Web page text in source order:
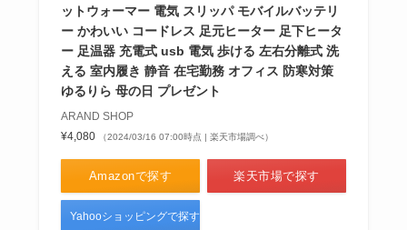
ットウォーマー 電気 スリッパ モバイルバッテリ
ー かわいい コードレス 足元ヒーター 足下ヒータ
ー 足温器 充電式 usb 電気 歩ける 左右分離式 洗
える 室内履き 静音 在宅勤務 オフィス 防寒対策
ゆるりら 母の日 プレゼント
ARAND SHOP
¥4,080
（2024/03/16 07:00時点 | 楽天市場調べ）
Amazonで探す 楽天市場で探す
Yahooショッピングで探す